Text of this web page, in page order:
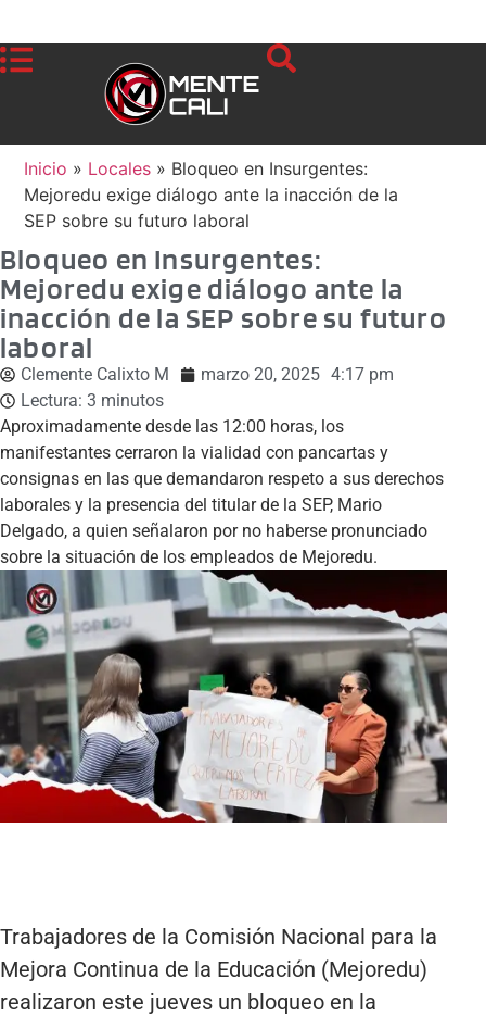
Inicio » Locales » Bloqueo en Insurgentes:
Mejoredu exige diálogo ante la inacción de la
SEP sobre su futuro laboral
Bloqueo en Insurgentes:
Mejoredu exige diálogo ante la
inacción de la SEP sobre su futuro
laboral
Clemente Calixto M marzo 20, 2025 4:17 pm
Lectura: 3 minutos
Aproximadamente desde las 12:00 horas, los
manifestantes cerraron la vialidad con pancartas y
consignas en las que demandaron respeto a sus derechos
laborales y la presencia del titular de la SEP, Mario
Delgado, a quien señalaron por no haberse pronunciado
sobre la situación de los empleados de Mejoredu.
Trabajadores de la Comisión Nacional para la
Mejora Continua de la Educación (Mejoredu)
realizaron este jueves un bloqueo en la